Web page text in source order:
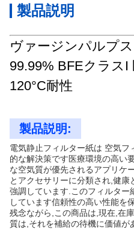
製品説明
ヴァージンパルプ
99.99% BFEクラスI
120°C耐性
製品説明:
電気静止フィルター紙は 空気
的な解決策です医療環境の高い
な空気質が優先されるアプリケ
とアクセサリーに分類され,健
強調しています.このフィルタ
しています信頼性の高い性能を
残念ながら,この商品は,現在,在
質は,それを補給の待機に価値が